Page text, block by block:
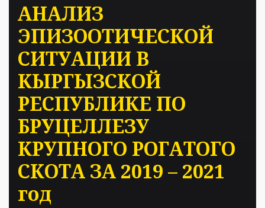
АНАЛИЗ
ЭПИЗООТИЧЕСКОЙ
СИТУАЦИИ В
КЫРГЫЗСКОЙ
РЕСПУБЛИКЕ ПО
БРУЦЕЛЛЕЗУ
КРУПНОГО РОГАТОГО
СКОТА ЗА 2019 – 2021
год